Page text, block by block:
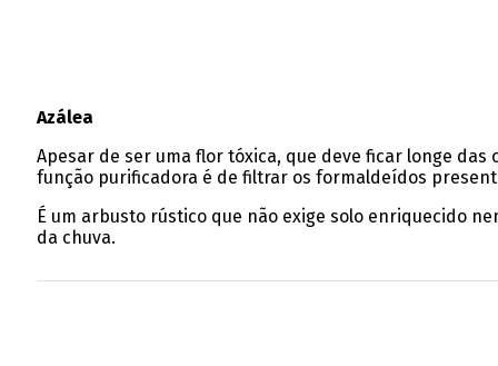
Azálea
Apesar de ser uma flor tóxica, que deve ficar longe
função purificadora é de filtrar os formaldeídos
É um arbusto rústico que não exige solo enriquecido
da chuva.